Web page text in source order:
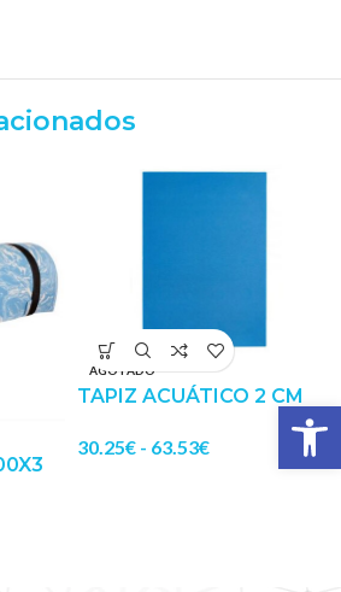
AGOTADO
TAPIZ ACUÁTICO 2 CM
30.25€ - 63.53€
Abrir